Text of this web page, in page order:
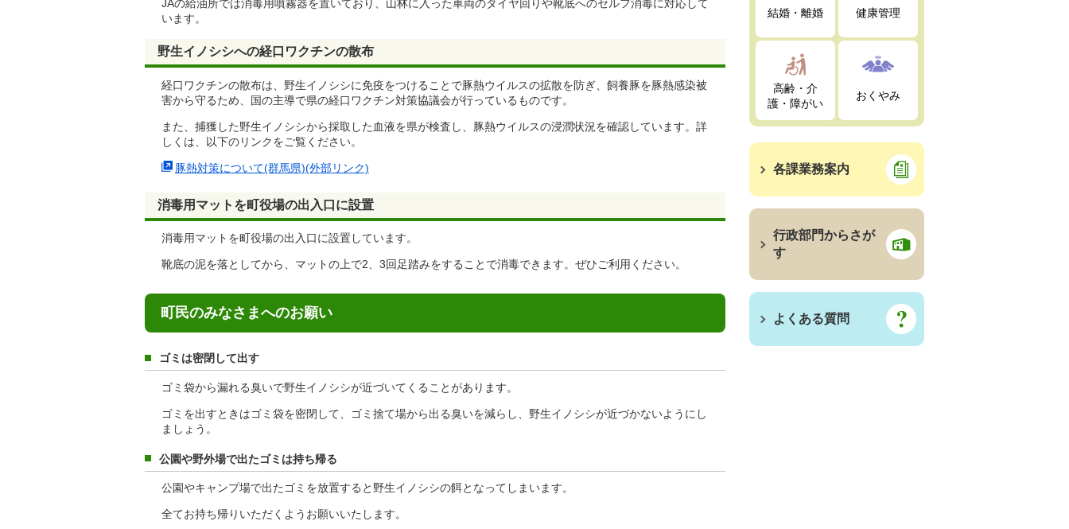
JAの給油所では消毒用噴霧器を置いており、山林に入った車両のタイヤ回りや靴底へのセルフ消毒に対応して
います。
野生イノシシへの経口ワクチンの散布
経口ワクチンの散布は、野生イノシシに免疫をつけることで豚熱ウイルスの拡散を防ぎ、飼養豚を豚熱感染被
害から守るため、国の主導で県の経口ワクチン対策協議会が行っているものです。
また、捕獲した野生イノシシから採取した血液を県が検査し、豚熱ウイルスの浸潤状況を確認しています。詳
しくは、以下のリンクをご覧ください。
豚熱対策について(群馬県)(外部リンク)
消毒用マットを町役場の出入口に設置
消毒用マットを町役場の出入口に設置しています。
靴底の泥を落としてから、マットの上で2、3回足踏みをすることで消毒できます。ぜひご利用ください。
町民のみなさまへのお願い
ゴミは密閉して出す
ゴミ袋から漏れる臭いで野生イノシシが近づいてくることがあります。
ゴミを出すときはゴミ袋を密閉して、ゴミ捨て場から出る臭いを減らし、野生イノシシが近づかないようにし
ましょう。
公園や野外場で出たゴミは持ち帰る
公園やキャンプ場で出たゴミを放置すると野生イノシシの餌となってしまいます。
全てお持ち帰りいただくようお願いいたします。
結婚・離婚 健康管理
高齢・介
護・障がい
おくやみ
各課業務案内
行政部門からさが
す
よくある質問